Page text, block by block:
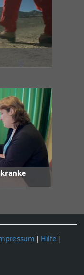
Hilfe